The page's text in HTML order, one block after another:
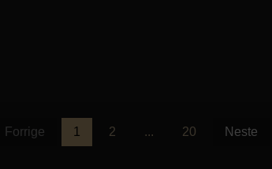
Forrige 1 2 ... 20 Neste